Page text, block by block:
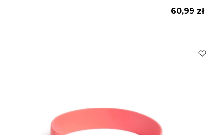
Cena
60,99 zł